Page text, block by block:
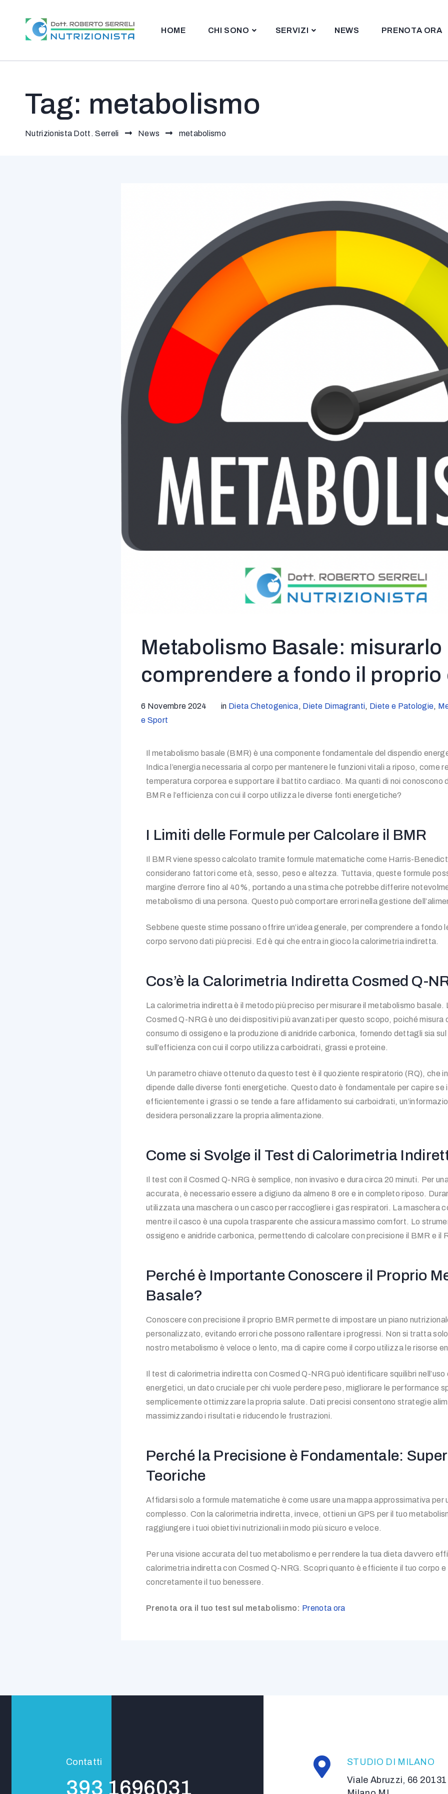
Nutrizionista Dott. Serreli
HOME CHI SONO SERVIZI NEWS PRENOTA ORA
Tag: metabolismo
Nutrizionista Dott. Serreli News metabolismo
Metabolismo Basale: misurarlo
comprendere a fondo il
6 Novembre 2024 in Dieta Chetogenica, Diete Dimagranti, Diete e Patologie,
e Sport
Il metabolismo basale (BMR) è una componente fondamentale del dispendio
Indica l’energia necessaria al corpo per mantenere le funzioni vitali a riposo, come
temperatura corporea e supportare il battito cardiaco. Ma quanti di noi conoscono
BMR e l’efficienza con cui il corpo utilizza le diverse fonti energetiche?
I Limiti delle Formule per Calcolare il BMR
Il BMR viene spesso calcolato tramite formule matematiche come Harris-
considerano fattori come età, sesso, peso e altezza. Tuttavia, queste formule
margine d’errore fino al 40%, portando a una stima che potrebbe differire
metabolismo di una persona. Questo può comportare errori nella gestione
Sebbene queste stime possano offrire un’idea generale, per comprendere a fondo
corpo servono dati più precisi. Ed è qui che entra in gioco la calorimetria indiretta.
Cos’è la Calorimetria Indiretta Cosmed Q-
La calorimetria indiretta è il metodo più preciso per misurare il metabolismo basale.
Cosmed Q-NRG è uno dei dispositivi più avanzati per questo scopo, poiché misura
consumo di ossigeno e la produzione di anidride carbonica, fornendo dettagli sia
sull’efficienza con cui il corpo utilizza carboidrati, grassi e proteine.
Un parametro chiave ottenuto da questo test è il quoziente respiratorio (RQ), che
dipende dalle diverse fonti energetiche. Questo dato è fondamentale per capire se
efficientemente i grassi o se tende a fare affidamento sui carboidrati,
desidera personalizzare la propria alimentazione.
Come si Svolge il Test di Calorimetria
Il test con il Cosmed Q-NRG è semplice, non invasivo e dura circa 20 minuti. Per
accurata, è necessario essere a digiuno da almeno 8 ore e in completo riposo.
utilizzata una maschera o un casco per raccogliere i gas respiratori. La maschera
mentre il casco è una cupola trasparente che assicura massimo comfort. Lo
ossigeno e anidride carbonica, permettendo di calcolare con precisione il BMR e il
Perché è Importante Conoscere il Proprio
Basale?
Conoscere con precisione il proprio BMR permette di impostare un piano
personalizzato, evitando errori che possono rallentare i progressi. Non si tratta
nostro metabolismo è veloce o lento, ma di capire come il corpo utilizza le risorse
Il test di calorimetria indiretta con Cosmed Q-NRG può identificare squilibri
energetici, un dato cruciale per chi vuole perdere peso, migliorare le performance
semplicemente ottimizzare la propria salute. Dati precisi consentono strategie
massimizzando i risultati e riducendo le frustrazioni.
Perché la Precisione è Fondamentale:
Teoriche
Affidarsi solo a formule matematiche è come usare una mappa approssimativa per
complesso. Con la calorimetria indiretta, invece, ottieni un GPS per il tuo
raggiungere i tuoi obiettivi nutrizionali in modo più sicuro e veloce.
Per una visione accurata del tuo metabolismo e per rendere la tua dieta davvero
calorimetria indiretta con Cosmed Q-NRG. Scopri quanto è efficiente il tuo corpo e
concretamente il tuo benessere.
Prenota ora il tuo test sul metabolismo: Prenota ora
Contatti
393 1696031
STUDIO DI MILANO
Viale Abruzzi, 66 20131